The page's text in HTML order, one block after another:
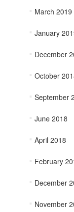
March 2019
January
December
October
September
June 2018
April 2018
February
December
November